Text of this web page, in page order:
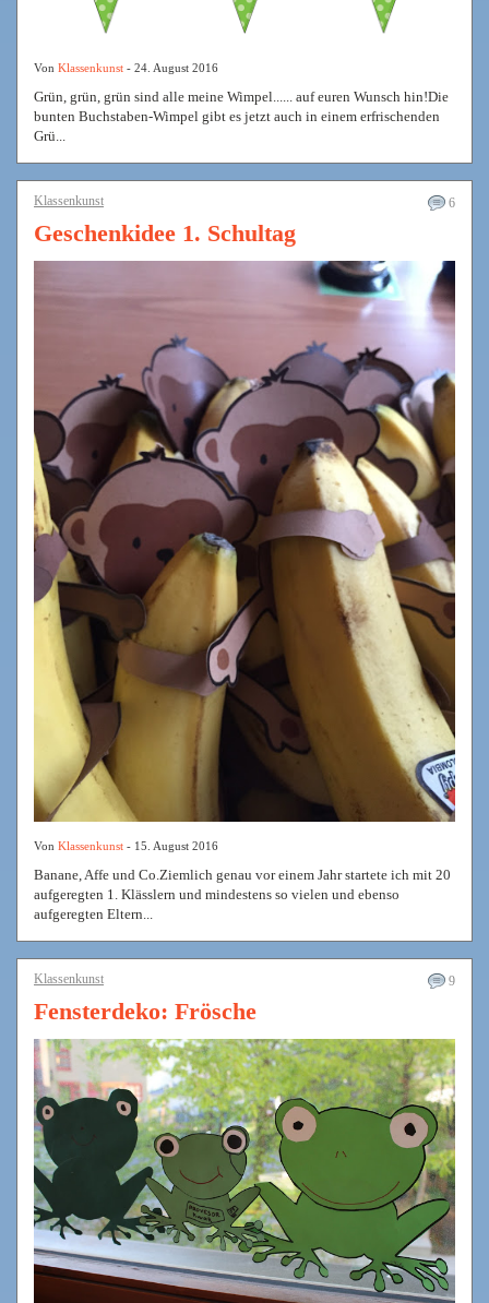
Von Klassenkunst - 24. August 2016
Grün, grün, grün sind alle meine Wimpel...... auf euren Wunsch hin!Die
bunten Buchstaben-Wimpel gibt es jetzt auch in einem erfrischenden
Grü...
6
Klassenkunst
Geschenkidee 1. Schultag
Von Klassenkunst - 15. August 2016
Banane, Affe und Co.Ziemlich genau vor einem Jahr startete ich mit 20
aufgeregten 1. Klässlern und mindestens so vielen und ebenso
aufgeregten Eltern...
9
Klassenkunst
Fensterdeko: Frösche